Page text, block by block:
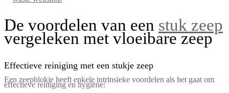
De voordelen van een stuk zeep
vergeleken met vloeibare zeep
Effectieve reiniging met een stukje zeep
Een zeepblokje heeft enkele intrinsieke voordelen als het gaat om
effectieve reiniging en hygiëne: